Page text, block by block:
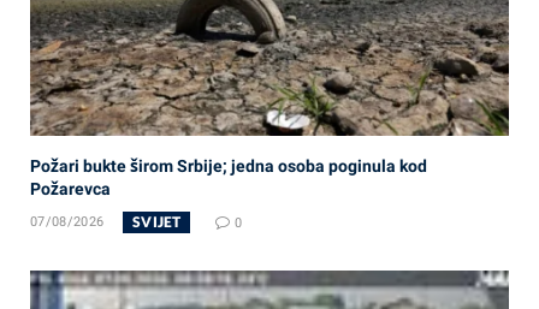
Požari bukte širom Srbije; jedna osoba poginula kod
Požarevca
07/08/2026 SVIJET 0